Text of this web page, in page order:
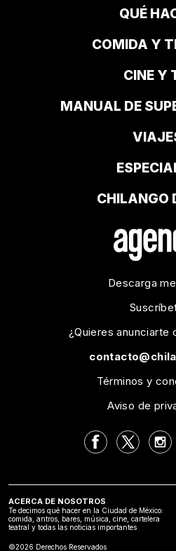
QUÉ
COMIDA Y
CINE Y
MANUAL DE
CHILANGO
Descarga
¿Quieres anunciarte
Términos y
Aviso de
ACERCA DE NOSOTROS
Te decimos qué hacer en la Ciudad de México:
comida, antros, bares, música, cine, cartelera
teatral y todas las noticias importantes
©2026 Derechos Reservados